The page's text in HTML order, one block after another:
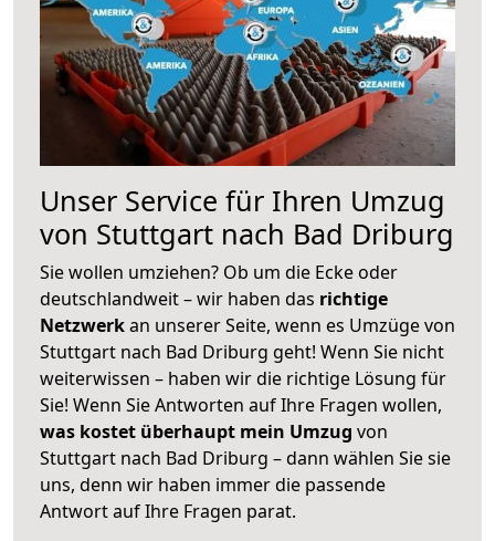
Unser Service für Ihren Umzug
von Stuttgart nach Bad Driburg
Sie wollen umziehen? Ob um die Ecke oder
deutschlandweit – wir haben das richtige
Netzwerkan unserer Seite, wenn es Umzüge von
Stuttgart nach Bad Driburg geht! Wenn Sie nicht
weiterwissen – haben wir die richtige Lösung für
Sie! Wenn Sie Antworten auf Ihre Fragen wollen,
was kostet überhaupt mein Umzug von
Stuttgart nach Bad Driburg – dann wählen Sie sie
uns, denn wir haben immer die passende
Antwort auf Ihre Fragen parat.